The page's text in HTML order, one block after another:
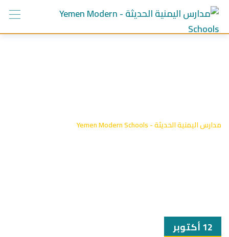
Skip
content
مدارس اليمنية الحديثة - Yemen Modern Schools
12 أكتوبر